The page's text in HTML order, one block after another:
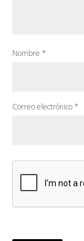
Nombre *
Correo electrónico *